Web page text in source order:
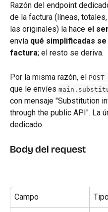
Razón del endpoint
de la factura (líneas,
las originales) la hace el
envía qué simplificadas
factura; el resto se deriva.
Por la misma razón, el
que le envíes
con mensaje "Substitution
through the public API". La
dedicado.
Body del request
Campo